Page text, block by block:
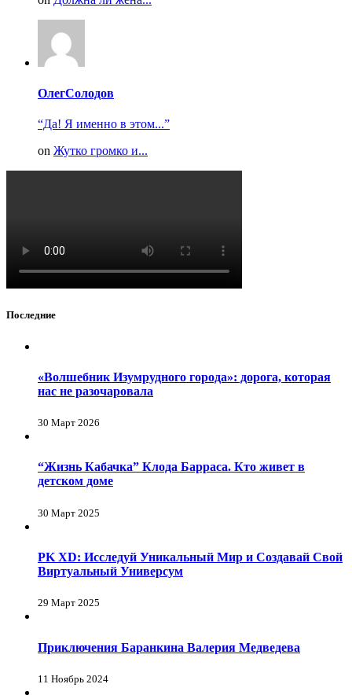
ОлегСолодов
“Да! Я именно в этом...”
on Жутко громко и...
Последние
«Волшебник Изумрудного города»: дорога, которая
нас не разочаровала
30 Март 2026
“Жизнь Кабачка” Клода Барраса. Кто живет в
детском доме
30 Март 2025
PK XD: Исследуй Уникальный Мир и Создавай Свой
Виртуальный Универсум
29 Март 2025
Приключения Баранкина Валерия Медведева
11 Ноябрь 2024